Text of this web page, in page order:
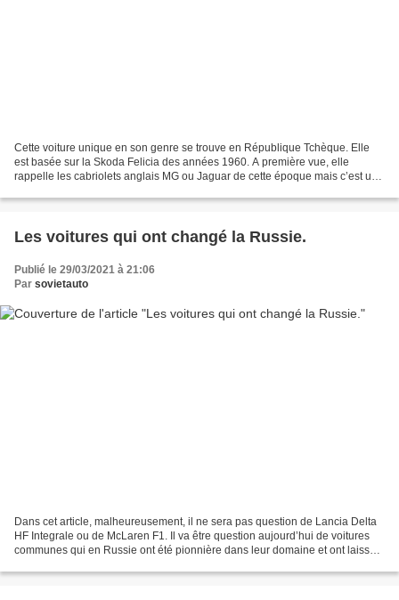
Cette voiture unique en son genre se trouve en République Tchèque. Elle
est basée sur la Skoda Felicia des années 1960. A première vue, elle
rappelle les cabriolets anglais MG ou Jaguar de cette époque mais c’est une
Les voitures qui ont changé la Russie.
Publié le 29/03/2021 à 21:06
Par sovietauto
Dans cet article, malheureusement, il ne sera pas question de Lancia Delta
HF Integrale ou de McLaren F1. Il va être question aujourd’hui de voitures
communes qui en Russie ont été pionnière dans leur domaine et ont laissé